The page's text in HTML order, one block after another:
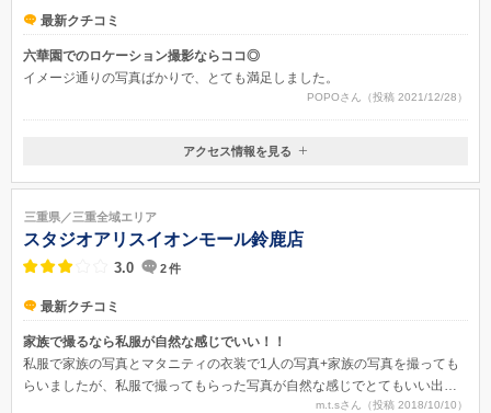
最新クチコミ
六華園でのロケーション撮影ならココ◎
イメージ通りの写真ばかりで、とても満足しました。
POPOさん（投稿 2021/12/28）
三重県四日市市中部17-7
近鉄四日市駅から徒歩15分
アクセス情報を見る
三重県／三重全域エリア
スタジオアリスイオンモール鈴鹿店
3.0 2件
最新クチコミ
家族で撮るなら私服が自然な感じでいい！！
私服で家族の写真とマタニティの衣装で1人の写真+家族の写真を撮っても
らいましたが、私服で撮ってもらった写真が自然な感じでとてもいい出来
上がりでした。1人の写真もマタニティの衣装を着てだったので、キレイに
m.t.sさん（投稿 2018/10/10）